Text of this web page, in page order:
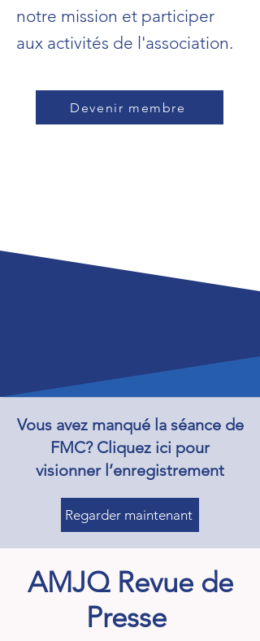
notre mission et participer
aux activités de l'association.
Devenir membre
Vous avez manqué la séance de
FMC? Cliquez ici pour
visionner l’enregistrement
Regarder maintenant
AMJQ Revue de
Presse